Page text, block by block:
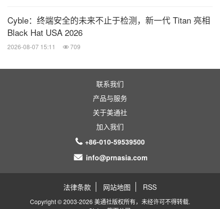
Cyble：终端安全的未来不止于检测，新一代 Titan 亮相
Black Hat USA 2026
2026-08-07 15:11 709
联系我们
产品与服务
关于美通社
加入我们
+86-010-59539500
info@prnasia.com
法律条款 网站地图 RSS
Copyright © 2003-2026 美通社版权所有，未经许可不得转载.